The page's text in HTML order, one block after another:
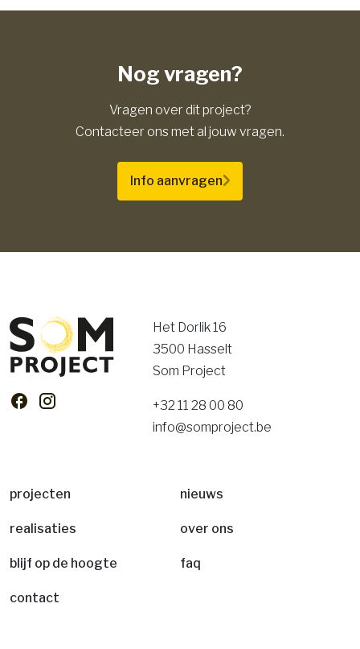
Nog vragen?
Vragen over dit project?
Contacteer ons met al jouw vragen.
Info aanvragen
Het Dorlik 16
3500 Hasselt
Som Project
+32 11 28 00 80
info@somproject.be
projecten nieuws
realisaties over ons
blijf op de hoogte faq
contact